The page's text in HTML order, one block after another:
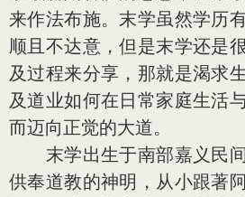
来作法布施。末学虽然学历
顺且不达意，但是末学还是
及过程来分享，那就是渴求
及道业如何在日常家庭生活
而迈向正觉的大道。
末学出生于南部嘉义民间
供奉道教的神明，从小跟著